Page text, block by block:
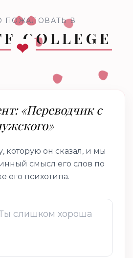
ПОЖАЛОВАТЬ В
COLLEGE
«Переводчик с
которую он сказал, и мы
смысл его слов по
его психотипа.